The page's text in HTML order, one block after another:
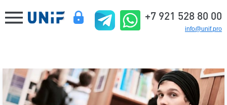
+7 921 528 80 00
info@unif.pro